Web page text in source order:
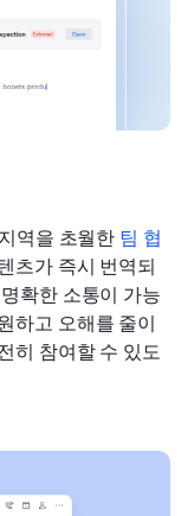
역을 초월한 팀 협
츠가 즉시 번역되
확한 소통이 가능
하고 오해를 줄이
히 참여할 수 있도